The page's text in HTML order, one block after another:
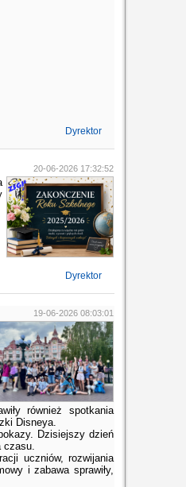
Dyrektor
20-06-2026 17:32:52
Dyrektor
19-06-2026 08:03:01
również spotkania
Disneya.
Dzisiejszy dzień
czasu.
uczniów, rozwijania
i zabawa sprawiły,